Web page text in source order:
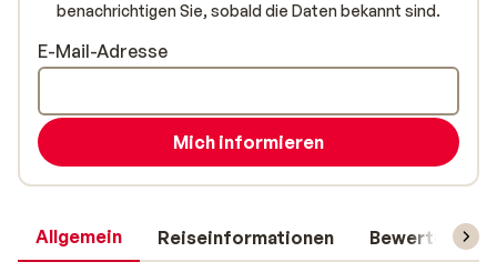
Allgemein Reiseinformationen Bewertungen
benachrichtigen Sie, sobald die Daten bekannt sind.
E-Mail-Adresse
Mich informieren